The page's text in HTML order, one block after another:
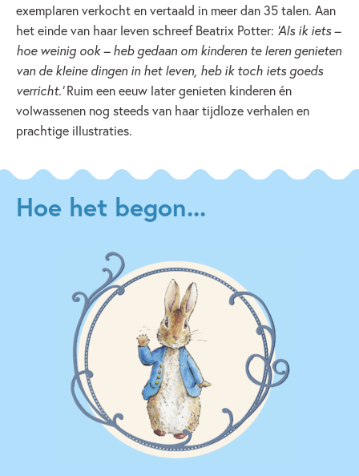
exemplaren verkocht en vertaald in meer dan 35 talen. Aan
het einde van haar leven schreef Beatrix Potter: ‘Als ik iets –
hoe weinig ook – heb gedaan om kinderen te leren genieten
van de kleine dingen in het leven, heb ik toch iets goeds
verricht.’Ruim een eeuw later genieten kinderen én
volwassenen nog steeds van haar tijdloze verhalen en
prachtige illustraties.
Hoe het begon...